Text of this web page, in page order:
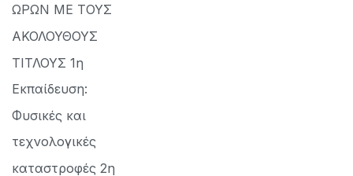
ΩΡΩΝ ΜΕ ΤΟΥΣ
ΑΚΟΛΟΥΘΟΥΣ
ΤΙΤΛΟΥΣ 1η
Εκπαίδευση:
Φυσικές και
τεχνολογικές
καταστροφές 2η